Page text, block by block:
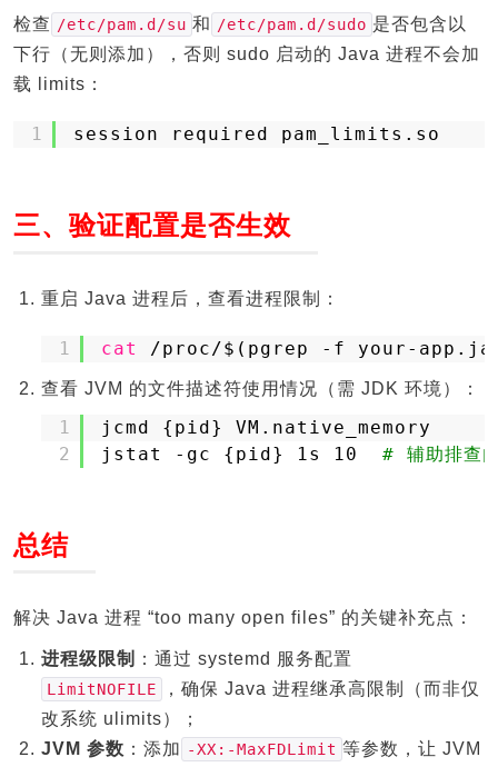
检查 /etc/pam.d/su 和 /etc/pam.d/sudo 是否包含以
下行（无则添加），否则 sudo 启动的 Java 进程不会加
载 limits：
1 session required pam_limits.so
三、验证配置是否生效
重启 Java 进程后，查看进程限制：
1 cat /proc/$(pgrep -f your-
查看 JVM 的文件描述符使用情况（需 JDK 环境）：
1
2
jcmd {pid} VM.native_memory
jstat -gc {pid} 1s 10 # 辅助排查
总结
解决 Java 进程 “too many open files” 的关键补充点：
进程级限制 ：通过 systemd 服务配置
LimitNOFILE
，确保 Java 进程继承高限制（而非仅
改系统 ulimits）；
JVM 参数 ：添加 -XX:-MaxFDLimit 等参数，让 JVM